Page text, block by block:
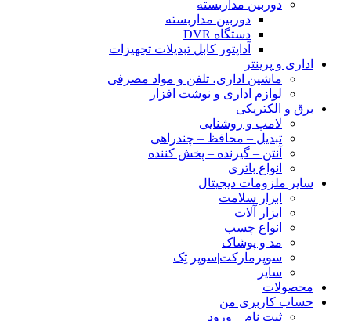
دوربین مداربسته
دوربین مداربسته
دستگاه DVR
آداپتور کابل تبدیلات تجهیزات
اداری و پرینتر
ماشین اداری، تلفن و مواد مصرفی
لوازم اداری و نوشت افزار
برق و الکتریکی
لامپ و روشنایی
تبدیل – محافظ – چندراهی
آنتن – گیرنده – پخش کننده
انواع باتری
سایر ملزومات دیجیتال
ابزار سلامت
ابزار آلات
انواع چسب
مد و پوشاک
سوپرمارکت|سوپر تِک
سایر
محصولات
حساب کاربری من
ثبت نام _ ورود